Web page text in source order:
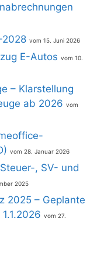
15. Juni 2026
E-Autos 10.
– Klarstellung
ab 2026
28. Januar 2026
, SV- und
2025
2025 – Geplante
27.